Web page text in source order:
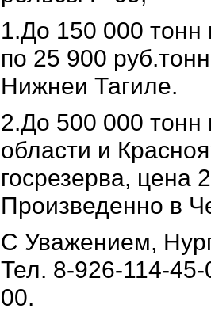
1.До 150 000
по 25 900
Нижнеи Тагиле.
2.До 500 000 тонн
области и
госрезерва, цена
Произведенно в
С Уважением,
Тел. 8-926-114-
00.